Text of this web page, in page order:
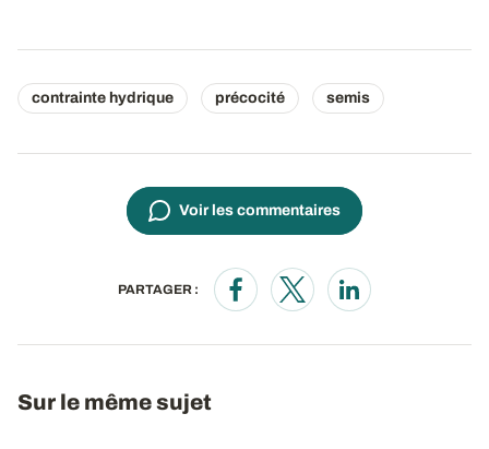
contrainte hydrique précocité semis
Voir les commentaires
PARTAGER :
Opens in a new window
Opens in a new window
Opens in a new
Sur le même sujet